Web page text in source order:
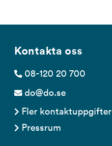
Kontakta oss
08-120 20 700
do@do.se
Fler kontaktuppgifter
Pressrum